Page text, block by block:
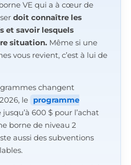
VE qui a à cœur de
doit connaître les
et savoir lesquels
situation. Même si une
vous revient, c’est à lui de
changent
le
programme
jusqu’à 600 $ pour l’achat
borne de niveau 2
aussi des subventions